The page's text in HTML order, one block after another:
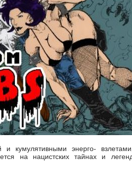
кумулятивными энерго-
на нацистских тайнах и